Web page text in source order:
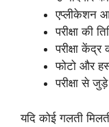
एप्लीकेशन
परीक्षा की
परीक्षा केंद्र
फोटो और
परीक्षा से
यदि कोई गलती